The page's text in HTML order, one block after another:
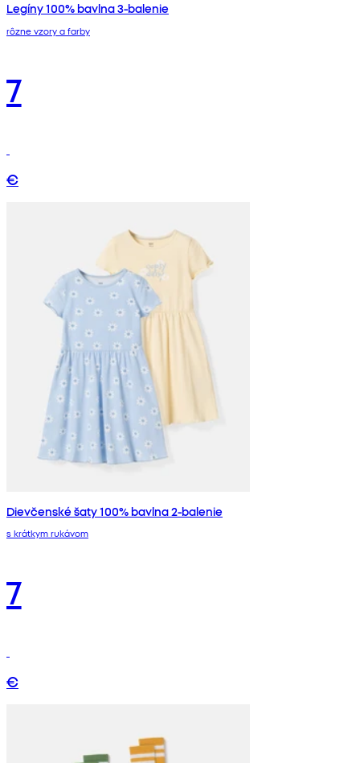
Legíny 100% bavlna 3-balenie
rôzne vzory a farby
7
€
Dievčenské šaty 100% bavlna 2-balenie
s krátkym rukávom
7
€